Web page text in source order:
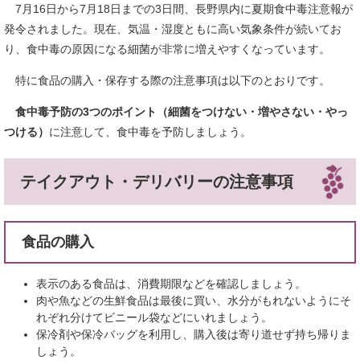
7月16日から7月18日までの3日間、長野県内に夏期食中毒注意報が
発令されました。現在、気温・湿度ともに高い気象条件が続いてお
り、食中毒の原因になる細菌が非常に増えやすくなっています。
特に食品の購入・保存する際の注意事項は以下のとおりです。
食中毒予防の3つのポイント（細菌をつけない・増やさない・やっ
つける） に注意して、食中毒を予防しましょう。
テイクアウト・デリバリーの注意事項
食品の購入
表示のある食品は、消費期限などを確認しましょう。
肉や魚などの生鮮食品は最後に買い、水分がもれないようにそ
れぞれ分けてビニール袋などにいれましょう。
保冷剤や保冷バッグを利用し、購入後は寄り道せず持ち帰りま
しょう。